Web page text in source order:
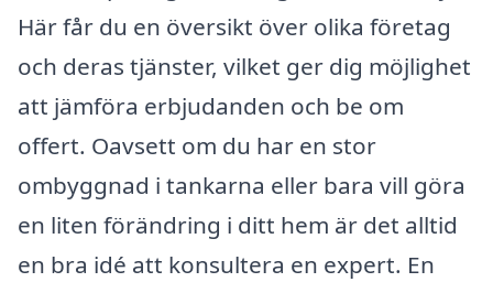
Här får du en översikt över olika företag
och deras tjänster, vilket ger dig möjlighet
att jämföra erbjudanden och be om
offert. Oavsett om du har en stor
ombyggnad i tankarna eller bara vill göra
en liten förändring i ditt hem är det alltid
en bra idé att konsultera en expert. En